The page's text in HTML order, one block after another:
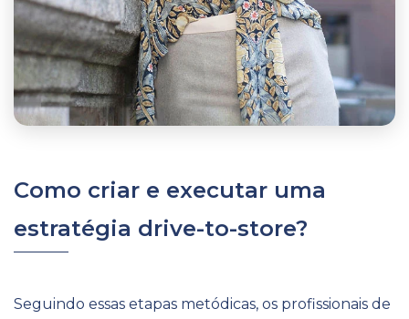
Como criar e executar uma
estratégia drive-to-store?
Seguindo essas etapas metódicas, os profissionais de